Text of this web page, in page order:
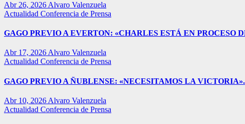
Abr 26, 2026 Alvaro Valenzuela
Actualidad Conferencia de Prensa
GAGO PREVIO A EVERTON: «CHARLES ESTÁ EN PROCESO
Abr 17, 2026 Alvaro Valenzuela
Actualidad Conferencia de Prensa
GAGO PREVIO A ÑUBLENSE: «NECESITAMOS LA VICTORIA».
Abr 10, 2026 Alvaro Valenzuela
Actualidad Conferencia de Prensa